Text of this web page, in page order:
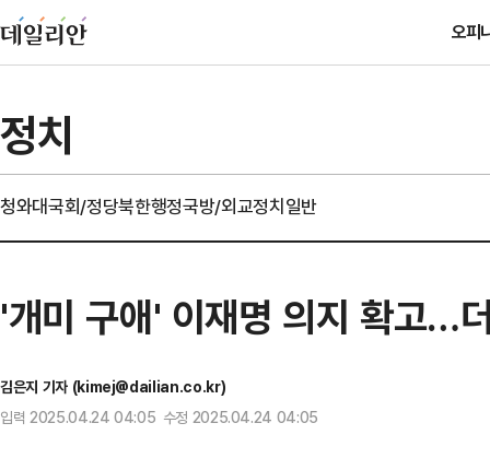
오피
정치
청와대국회/정당북한행정국방/외교정치일반
'개미 구애' 이재명 의지 확고…
김은지 기자 (kimej@dailian.co.kr)
입력 2025.04.24 04:05 수정 2025.04.24 04:05